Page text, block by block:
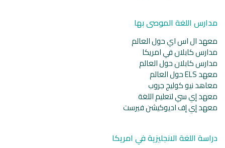
مدارس اللغة الموصى بها
معهد ال اس اي حول العالم
مدارس كابلان في امريكا
مدارس كابلان حول العالم
معهد ELS حول العالم
معاهد نيو كوليج جروب
معهد إي سي لتعليم اللغة
معهد إي إف اديوكيشن فيرست
دراسة اللغة الانجليزية في امريكا